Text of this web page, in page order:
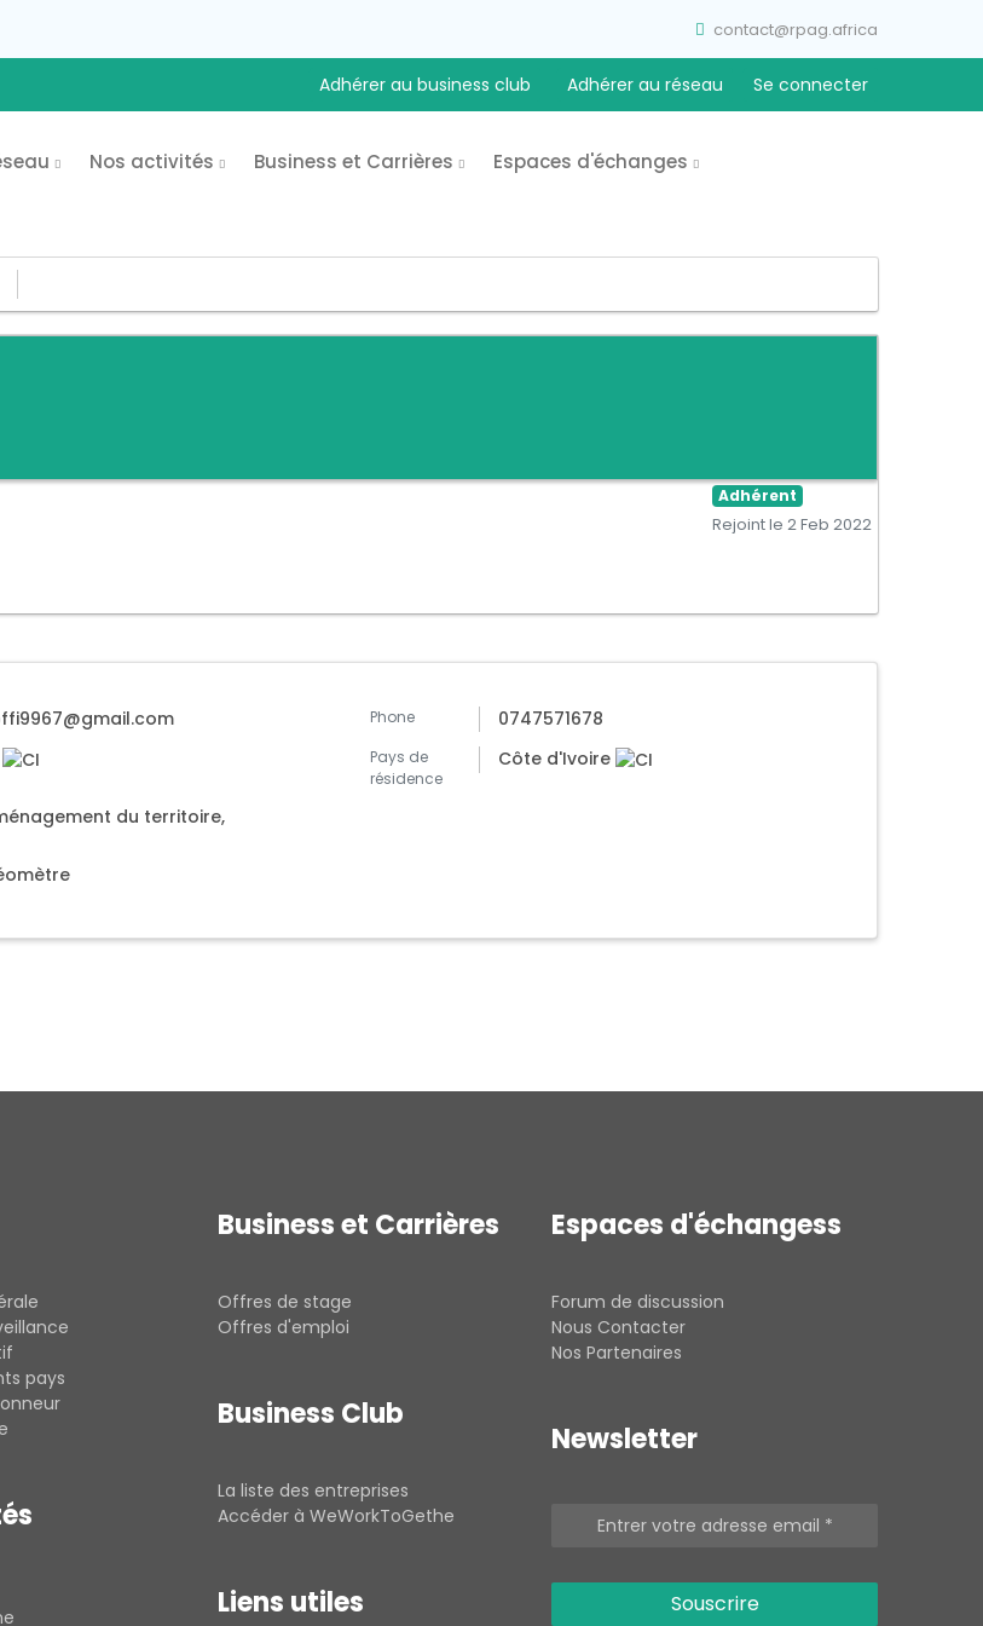
contact@rpag.africa
Adhérer au business club Adhérer au réseau Se connecter
Nos activités Business et Carrières Espaces d'échanges
Adhérent
Rejoint le 2 Feb 2022
Phone 0747571678
Pays de
résidence
Côte d'Ivoire
du territoire,
pays
Business et Carrières
Offres de stage
Offres d'emploi
Business Club
La liste des entreprises
Accéder à WeWorkToGethe
Liens utiles
Espaces d'échangess
Forum de discussion
Nous Contacter
Nos Partenaires
Newsletter